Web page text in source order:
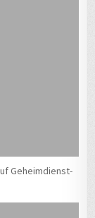
Geheimdienst-